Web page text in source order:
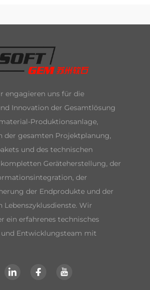
engagieren uns für die
Innovation der Gesamtlösung
Produktionsanlage,
der gesamten Projektplanung,
und des technischen
Geräteherstellung, der
der
der Endprodukte und der
Lebenszyklusdienste. Wir
ein erfahrenes technisches
und Entwicklungsteam mit